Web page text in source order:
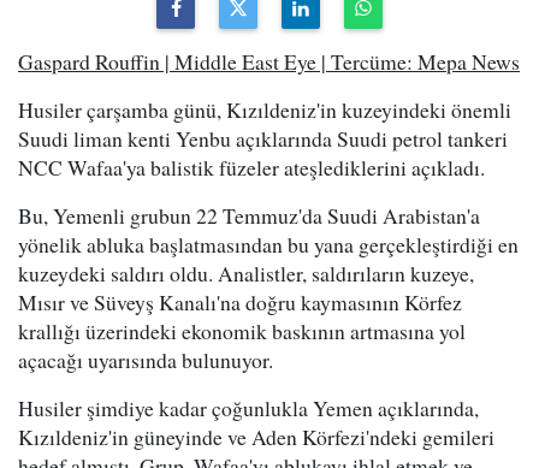
Gaspard Rouffin | Middle East Eye | Tercüme: Mepa News
Husiler çarşamba günü, Kızıldeniz'in kuzeyindeki önemli
Suudi liman kenti Yenbu açıklarında Suudi petrol tankeri
NCC Wafaa'ya balistik füzeler ateşlediklerini açıkladı.
Bu, Yemenli grubun 22 Temmuz'da Suudi Arabistan'a
yönelik abluka başlatmasından bu yana gerçekleştirdiği en
kuzeydeki saldırı oldu. Analistler, saldırıların kuzeye,
Mısır ve Süveyş Kanalı'na doğru kaymasının Körfez
krallığı üzerindeki ekonomik baskının artmasına yol
açacağı uyarısında bulunuyor.
Husiler şimdiye kadar çoğunlukla Yemen açıklarında,
Kızıldeniz'in güneyinde ve Aden Körfezi'ndeki gemileri